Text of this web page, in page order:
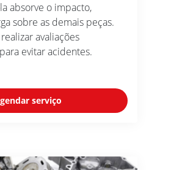
absorve o impacto,
sobre as demais peças.
avaliações
evitar acidentes.
serviço